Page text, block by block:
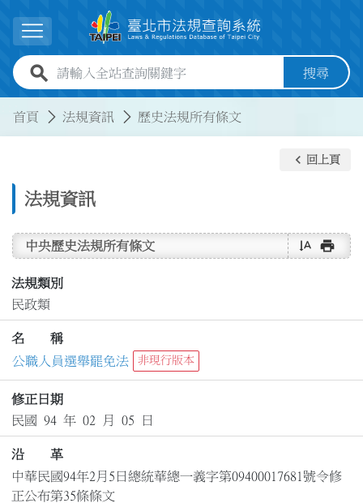
展開選單
全站查詢關鍵字欄位 搜尋
首頁 法規資訊 歷史法規所有條文
法規資訊
keyboard_arrow_left 回上頁
中央歷史法規所有條文 text_rotate_vertical print
法規類別
民政類
名 稱
公職人員選舉罷免法
非現行版本
修正日期
民國 94 年 02 月 05 日
沿 革
中華民國94年2月5日總統華總一義字第09400017681號令修
正公布第35條條文